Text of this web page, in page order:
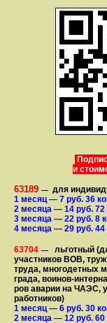
и
63189 — для
1 месяц— 7 руб. 36
2 месяца — 14 руб. 72
3 месяца — 22 руб. 8
4 месяца — 29 руб. 44
63704 —
льготный
участ­ников ВОВ,
труда, мно­го­­детных
града, воинов-
ров аварии на ЧАЭС,
работников)
1 месяц— 6 руб. 30
2 месяца — 12 руб. 60